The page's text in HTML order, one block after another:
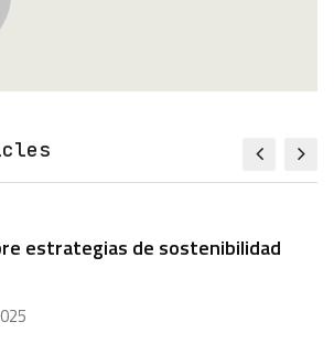
estrategias de sostenibilidad